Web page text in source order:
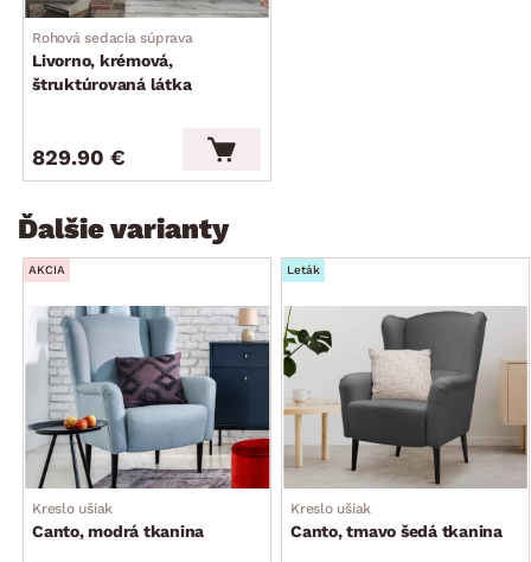
Rohová sedacia súprava
Livorno, krémová,
štruktúrovaná látka
829.90 €
Ďalšie varianty
AKCIA
Kreslo ušiak
Canto, modrá tkanina
Leták
Kreslo ušiak
Canto, tmavo šedá tkanina